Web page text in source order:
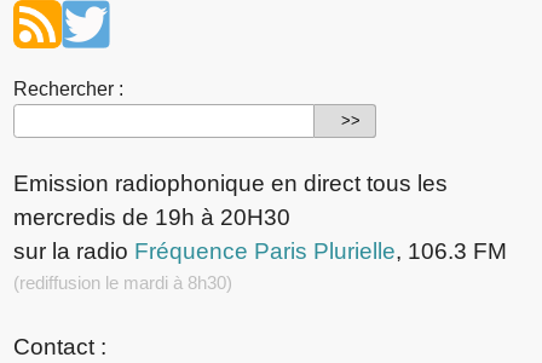
Rechercher :
Emission radiophonique en direct tous les
mercredis de 19h à 20H30
sur la radio Fréquence Paris Plurielle, 106.3 FM
(rediffusion le mardi à 8h30)
Contact :